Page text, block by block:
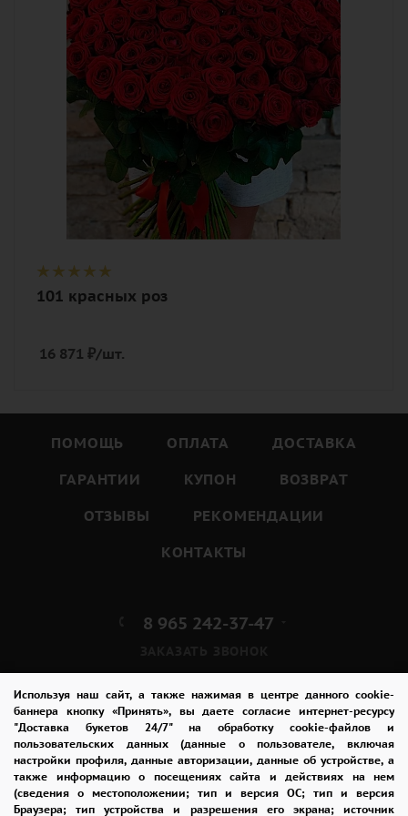
Используя наш сайт, а также нажимая в центре данного cookie-
баннера кнопку «Принять», вы даете согласие интернет-ресурсу
"Доставка букетов 24/7" на обработку cookie-файлов и
пользовательских данных (данные о пользователе, включая
настройки профиля, данные авторизации, данные об устройстве, а
также информацию о посещениях сайта и действиях на нем
(сведения о местоположении; тип и версия ОС; тип и версия
Браузера; тип устройства и разрешения его экрана; источник
Описание
роза, лента
101 красных роз
16 871 ₽/шт.
ПОМОЩЬ ОПЛАТА
ДОСТАВКА
ГАРАНТИИ
КУПОН
ВОЗВРАТ
ОТЗЫВЫ
РЕКОМЕНДАЦИИ
КОНТАКТЫ
8 965 242-37-47
admin@buket24delivery.ru
ул. Народная д. 8,
возле ТЦ «АТОС»
ПОЛИТИКА КОНФИДЕНЦИАЛЬНОСТИ